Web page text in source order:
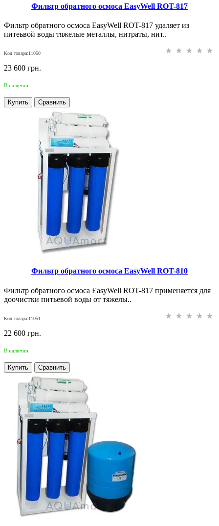
Фильтр обратного осмоса EasyWell ROT-817
Фильтр обратного осмоса EasyWell ROT-817 удаляет из
питеьвой воды тяжелые металлы, нитраты, нит..
Код товара:11050
23 600 грн.
В наличии
Купить Сравнить
Фильтр обратного осмоса EasyWell ROT-810
Фильтр обратного осмоса EasyWell ROT-817 применяется для
доочистки питьевой воды от тяжелы..
Код товара:11051
22 600 грн.
В наличии
Купить Сравнить